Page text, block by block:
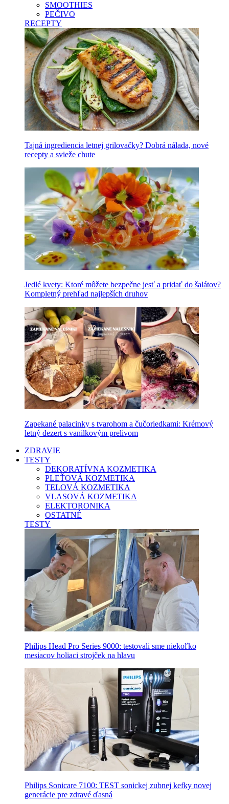
SMOOTHIES
PEČIVO
RECEPTY
Tajná ingrediencia letnej grilovačky? Dobrá nálada, nové
recepty a svieže chute
Jedlé kvety: Ktoré môžete bezpečne jesť a pridať do šalátov?
Kompletný prehľad najlepších druhov
Zapekané palacinky s tvarohom a čučoriedkami: Krémový
letný dezert s vanilkovým prelivom
ZDRAVIE
TESTY
DEKORATÍVNA KOZMETIKA
PLEŤOVÁ KOZMETIKA
TELOVÁ KOZMETIKA
VLASOVÁ KOZMETIKA
ELEKTORONIKA
OSTATNÉ
TESTY
Philips Head Pro Series 9000: testovali sme niekoľko
mesiacov holiaci strojček na hlavu
Philips Sonicare 7100: TEST sonickej zubnej kefky novej
generácie pre zdravé ďasná